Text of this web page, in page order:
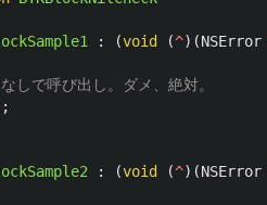
: (void (^)(NSError
しで呼び出し。ダメ、絶対。
: (void (^)(NSError